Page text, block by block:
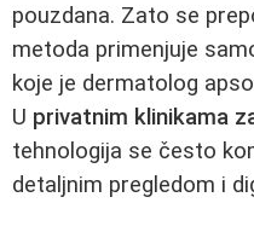
pouzdana. Zato se
metoda primenjuje
koje je dermatolog
U privatnim klinikama
tehnologija se često
detaljnim pregledom i